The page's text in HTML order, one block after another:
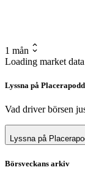
1 mån
Loading market
Lyssna på
Vad driver börsen
Lyssna på
Börsveckans arkiv